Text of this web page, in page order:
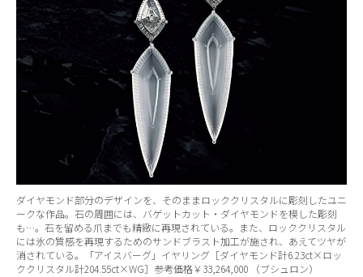
ダイヤモンド部分のデザインを、そのままロッククリスタルに彫刻したユニ
ークな作品。石の周囲には、バゲットカット・ダイヤモンドを模した彫刻
も…。石を留める爪までも精緻に再現されている。また、ロッククリスタル
には氷の質感を再現するためのサンドブラスト加工が施され、あえてツヤが
消されている。「アイスバーグ」イヤリング［ダイヤモンド計6.23ct×ロッ
ククリスタル計204.55ct×WG］参考価格￥33,264,000 （ブシュロン）